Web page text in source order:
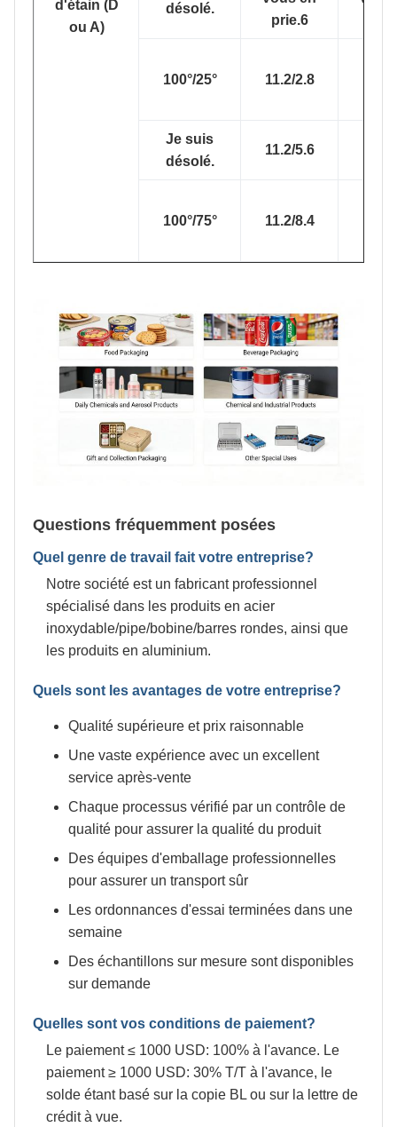
d'étain (D
ou A)
désolé.
prie.6
100°/25° 11.2/2.8
Je suis
désolé.
11.2/5.6
100°/75° 11.2/8.4
Questions fréquemment posées
Quel genre de travail fait votre entreprise?
Notre société est un fabricant professionnel
spécialisé dans les produits en acier
inoxydable/pipe/bobine/barres rondes, ainsi que
les produits en aluminium.
Quels sont les avantages de votre entreprise?
Qualité supérieure et prix raisonnable
Une vaste expérience avec un excellent
service après-vente
Chaque processus vérifié par un contrôle de
qualité pour assurer la qualité du produit
Des équipes d'emballage professionnelles
pour assurer un transport sûr
Les ordonnances d'essai terminées dans une
semaine
Des échantillons sur mesure sont disponibles
sur demande
Quelles sont vos conditions de paiement?
Le paiement ≤ 1000 USD: 100% à l'avance. Le
paiement ≥ 1000 USD: 30% T/T à l'avance, le
solde étant basé sur la copie BL ou sur la lettre de
crédit à vue.